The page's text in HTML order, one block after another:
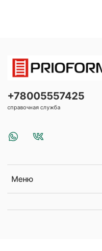
Меню
+78005557425
справочная служба